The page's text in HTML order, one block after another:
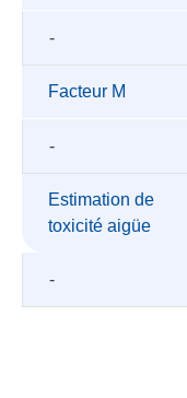
-
Facteur M
-
Estimation de
toxicité aigüe
-